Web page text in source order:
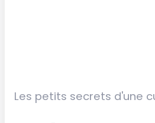
Les petits secrets d'une